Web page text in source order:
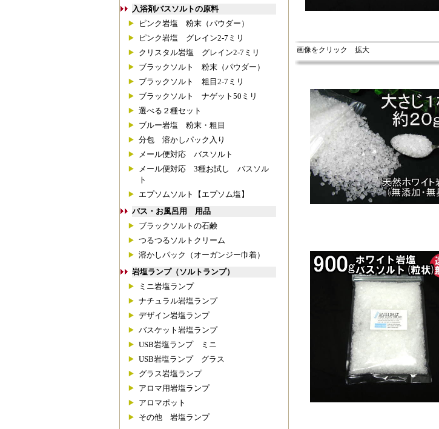
入浴剤バスソルトの原料
ピンク岩塩 粉末（パウダー）
ピンク岩塩 グレイン2-7ミリ
クリスタル岩塩 グレイン2-7ミリ
ブラックソルト 粉末（パウダー）
ブラックソルト 粗目2-7ミリ
ブラックソルト ナゲット50ミリ
選べる２種セット
ブルー岩塩 粉末・粗目
分包 溶かしパック入り
メール便対応 バスソルト
メール便対応 3種お試し バスソル
ト
エプソムソルト【エプソム塩】
バス・お風呂用 用品
ブラックソルトの石鹸
つるつるソルトクリーム
溶かしパック（オーガンジー巾着）
岩塩ランプ（ソルトランプ）
ミニ岩塩ランプ
ナチュラル岩塩ランプ
デザイン岩塩ランプ
バスケット岩塩ランプ
USB岩塩ランプ ミニ
USB岩塩ランプ グラス
グラス岩塩ランプ
アロマ用岩塩ランプ
アロマポット
その他 岩塩ランプ
画像をクリック 拡大